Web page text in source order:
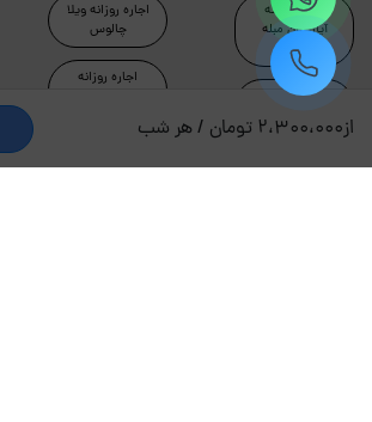
از2،300،000 تومان / هر شب
اجاره روزانه
آپارتمان مبله
تهران
اجاره روزانه
اجاره روزانه شرق
اجاره روزانه ویلا
چالوس
اجاره روزانه
اجاره روزانه ویلا